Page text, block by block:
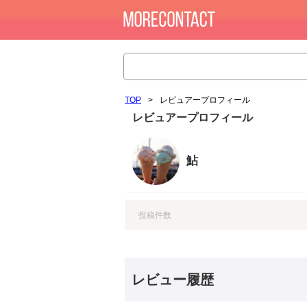
TOP > レビュアープロフィール
レビュアープロフィール
鮎
投稿件数
レビュー履歴